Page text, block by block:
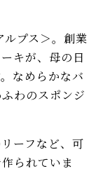
プス＞。創業
キが、母の日
なめらかなバ
わのスポンジ
ーフなど、可
られていま